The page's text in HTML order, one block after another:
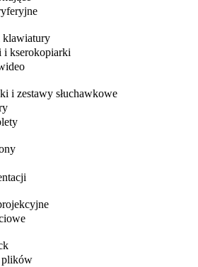
i kserokopiarki
i zestawy słuchawkowe
plików